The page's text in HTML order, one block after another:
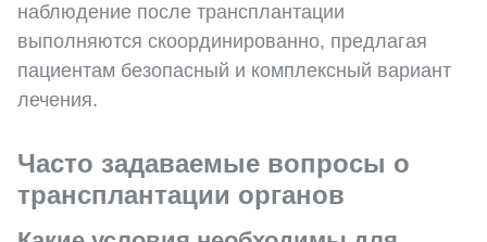
наблюдение после трансплантации
выполняются скоординированно, предлагая
пациентам безопасный и комплексный вариант
лечения.
Часто задаваемые вопросы о
трансплантации органов